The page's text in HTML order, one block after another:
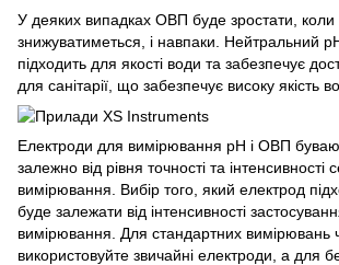
У деяких випадках ОВП буде зростати, коли
знижуватиметься, і навпаки. Нейтральний
підходить для якості води та забезпечує
для санітарії, що забезпечує високу якість
Електроди для вимірювання рН і ОВП
залежно від рівня точності та
вимірювання. Вибір того, який електрод
буде залежати від інтенсивності
вимірювання. Для стандартних вимірювань
використовуйте звичайні електроди, а для